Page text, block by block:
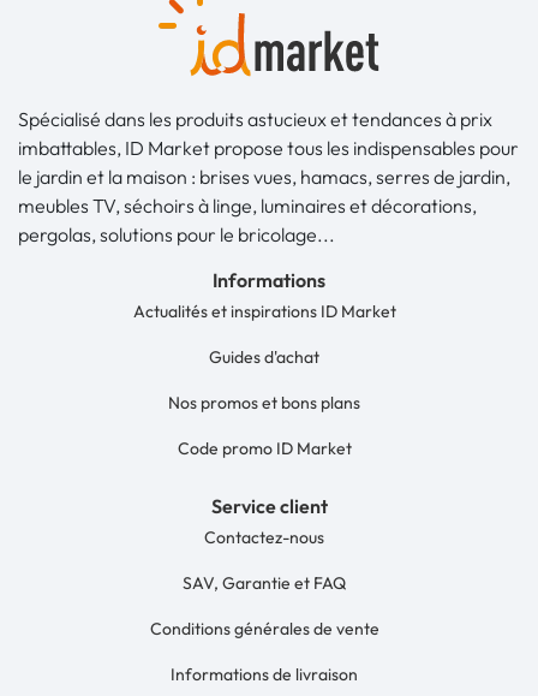
Spécialisé dans les produits astucieux et tendances à prix
imbattables, ID Market propose tous les indispensables pour
le jardin et la maison : brises vues, hamacs, serres de jardin,
meubles TV, séchoirs à linge, luminaires et décorations,
pergolas, solutions pour le bricolage...
Informations
Actualités et inspirations ID Market
Guides d'achat
Nos promos et bons plans
Code promo ID Market
Service client
Contactez-nous
SAV, Garantie et FAQ
Conditions générales de vente
Informations de livraison